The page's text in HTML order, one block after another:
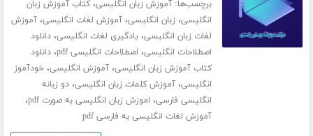
برچسب‌ها:آموزش زبان انگلیسی،کتاب آموزش زبان
انگلیسی، زبان انگلیسی،آموزش لغات انگلیسی،آموزش
لغات زبان انگلیسی، یادگیری لغات انگلیسی،دانلود
اصطلاحات انگلیسی، اصطلاحات انگلیسی pdf ،دانلود
کتاب آموزش زبان انگلیسی،آموزش انگلیسی، خودآموز
انگلیسی،آموزش کلمات زبان انگلیسی،دو زبانه
انگلیسی فارسی، اموزش زبان انگلیسی به صورت pdf ،
آموزش لغات انگلیسی به فارسی pdf